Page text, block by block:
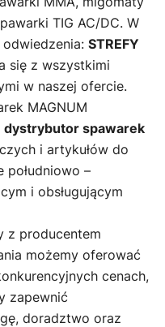
TIG AC/DC. W
STREFY
się z wszystkimi
w naszej ofercie.
MAGNUM
dystrybutor spawarek
i artykułów do
południowo –
i obsługującym
z producentem
możemy oferować
cenach,
zapewnić
doradztwo oraz